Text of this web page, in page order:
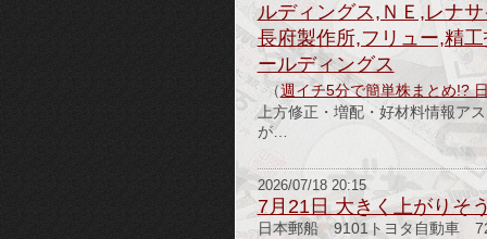
ルディングス,ＮＥ,レナ
長府製作所,フリュー,精
ールディングス
（週イチ5分で簡単株まとめ!?
上方修正・増配・好材料情報ア
が…
2026/07/18 20:15
7月21日 大きく上がりそ
日本郵船 9101トヨタ自動車